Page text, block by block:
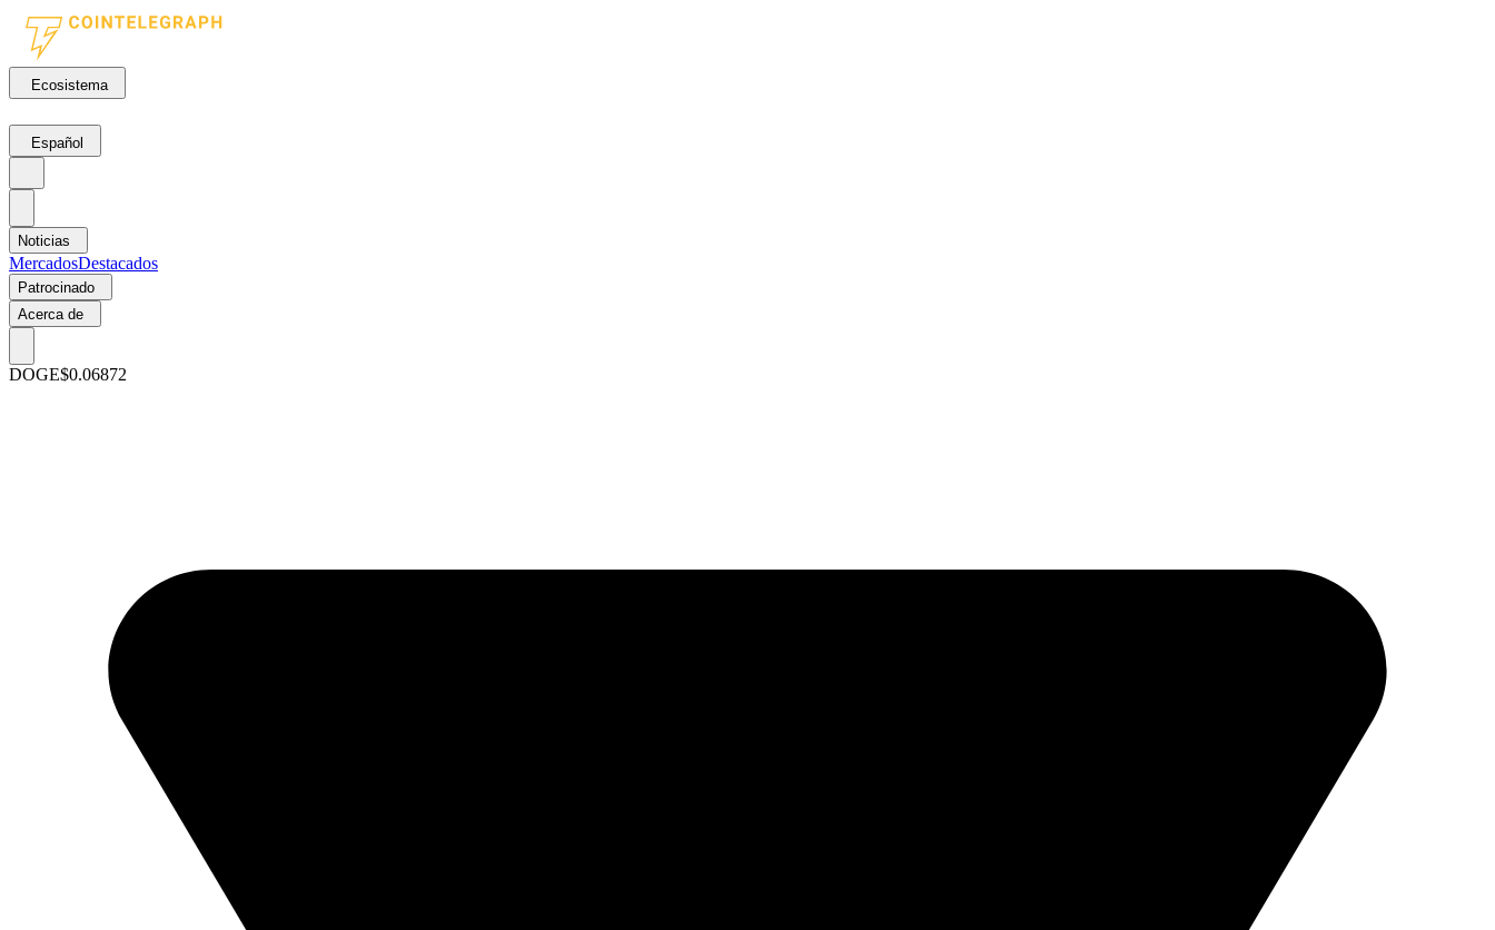
Ecosistema
Español
Noticias
MercadosDestacados
Patrocinado
Acerca de
DOGE$0.06872